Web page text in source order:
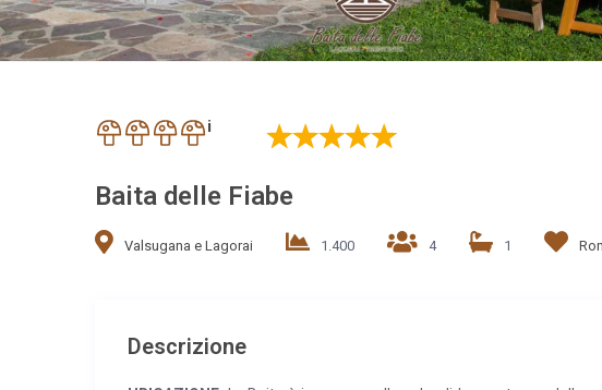
i
Baita delle Fiabe
Valsugana e Lagorai 1.400 4 1
Descrizione